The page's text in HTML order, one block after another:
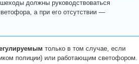
должны руководствоваться
а при его отсутствии —
только в том случае, если
полиции) или работающим светофором.